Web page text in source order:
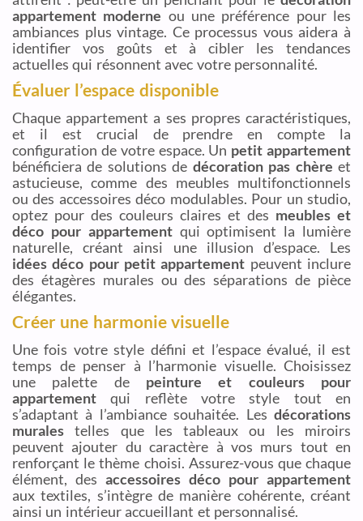
appartement moderne ou une préférence pour les
ambiances plus vintage. Ce processus vous aidera à
identifier vos goûts et à cibler les tendances
actuelles qui résonnent avec votre personnalité.
Évaluer l’espace disponible
Chaque appartement a ses propres caractéristiques,
et il est crucial de prendre en compte la
configuration de votre espace. Un petit appartement
bénéficiera de solutions de décoration pas chère et
astucieuse, comme des meubles multifonctionnels
ou des accessoires déco modulables. Pour un studio,
optez pour des couleurs claires et des meubles et
déco pour appartementqui optimisent la lumière
naturelle, créant ainsi une illusion d’espace. Les
idées déco pour petit appartement peuvent inclure
des étagères murales ou des séparations de pièce
élégantes.
Créer une harmonie visuelle
Une fois votre style défini et l’espace évalué, il est
temps de penser à l’harmonie visuelle. Choisissez
une palette de peinture et couleurs pour
appartement qui reflète votre style tout en
s’adaptant à l’ambiance souhaitée. Les décorations
murales telles que les tableaux ou les miroirs
peuvent ajouter du caractère à vos murs tout en
renforçant le thème choisi. Assurez-vous que chaque
élément, des accessoires déco pour appartement
aux textiles, s’intègre de manière cohérente, créant
ainsi un intérieur accueillant et personnalisé.